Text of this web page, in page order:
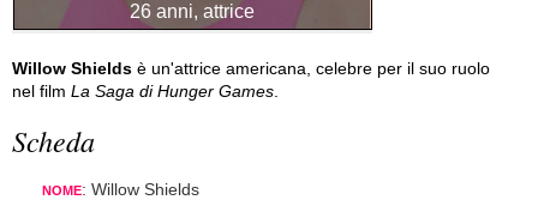
26 anni, attrice
Willow Shields è un'attrice americana, celebre per il suo ruolo
nel film La Saga di Hunger Games
Scheda
NOME: Willow Shields